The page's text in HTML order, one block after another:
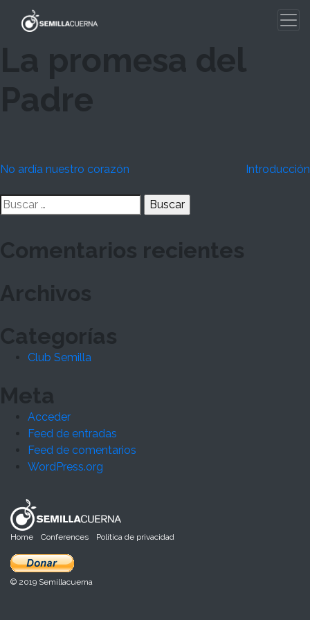
La promesa del
Padre
Navegación
de
No ardía nuestro corazón Introducción
Buscar:
Comentarios recientes
Archivos
Categorías
Club Semilla
Meta
Acceder
Feed de entradas
Feed de comentarios
WordPress.org
Home Conferences Política de privacidad
© 2019 Semillacuerna